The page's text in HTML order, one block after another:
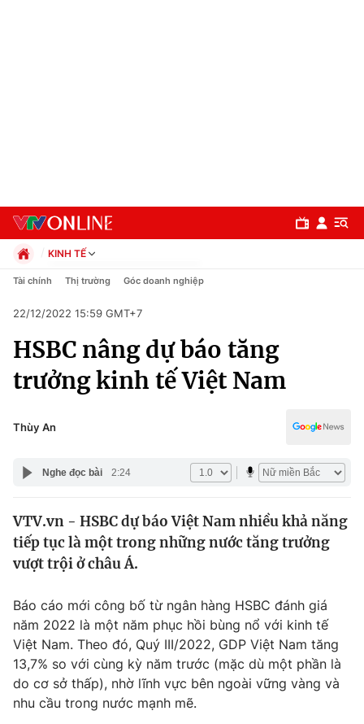
Chuyên mục
Chính trị
Pháp luật
Thế giới
Thế giới đó đây
Câu chuyện quốc tế
Kinh tế
Tài chính
Thị trường
Góc doanh nghiệp
Dữ liệu và đời sống
Truyền hình
KINH TẾ
Chính trị
Pháp luật
Kinh tế
Thể thao
Truyền hình
Y tế
Công nghệ
Tài chính Thị trường Góc doanh nghiệp
22/12/2022 15:59 GMT+7
HSBC nâng dự báo tăng
trưởng kinh tế Việt Nam
Thùy An
Nghe đọc bài 2:24
VTV.vn - HSBC dự báo Việt Nam nhiều khả năng
tiếp tục là một trong những nước tăng trưởng
vượt trội ở châu Á.
Báo cáo mới công bố từ ngân hàng HSBC đánh giá
năm 2022 là một năm phục hồi bùng nổ với kinh tế
Việt Nam. Theo đó, Quý III/2022, GDP Việt Nam tăng
13,7% so với cùng kỳ năm trước (mặc dù một phần là
do cơ sở thấp), nhờ lĩnh vực bên ngoài vững vàng và
nhu cầu trong nước mạnh mẽ.